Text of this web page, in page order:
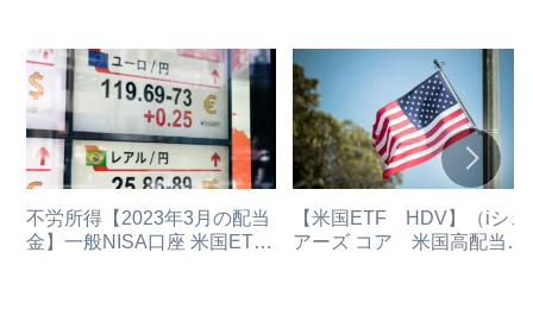
不労所得【2023年3月の配当
金】一般NISA口座 米国ETF
【米国ETF HDV】（iシェ
アーズ コア 米国高配当株